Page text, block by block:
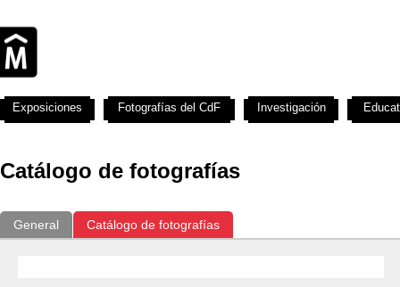
Catálogo de fotografías
General Catálogo de fotografías
Exposiciones Fotografías del CdF Investigación